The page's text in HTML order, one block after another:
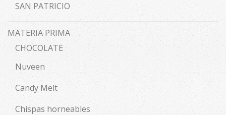
SAN PATRICIO
MATERIA PRIMA
CHOCOLATE
Nuveen
Candy Melt
Chispas horneables